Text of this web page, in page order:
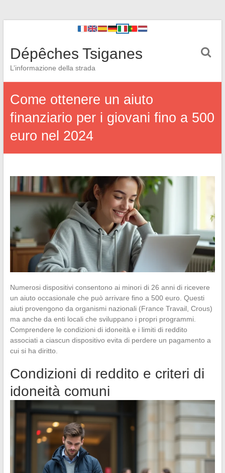
Dépêches Tsiganes
L’informazione della strada
Come ottenere un aiuto
finanziario per i giovani fino a 500
euro nel 2024
Numerosi dispositivi consentono ai minori di 26 anni di ricevere
un aiuto occasionale che può arrivare fino a 500 euro. Questi
aiuti provengono da organismi nazionali (France Travail, Crous)
ma anche da enti locali che sviluppano i propri programmi.
Comprendere le condizioni di idoneità e i limiti di reddito
associati a ciascun dispositivo evita di perdere un pagamento a
cui si ha diritto.
Condizioni di reddito e criteri di
idoneità comuni